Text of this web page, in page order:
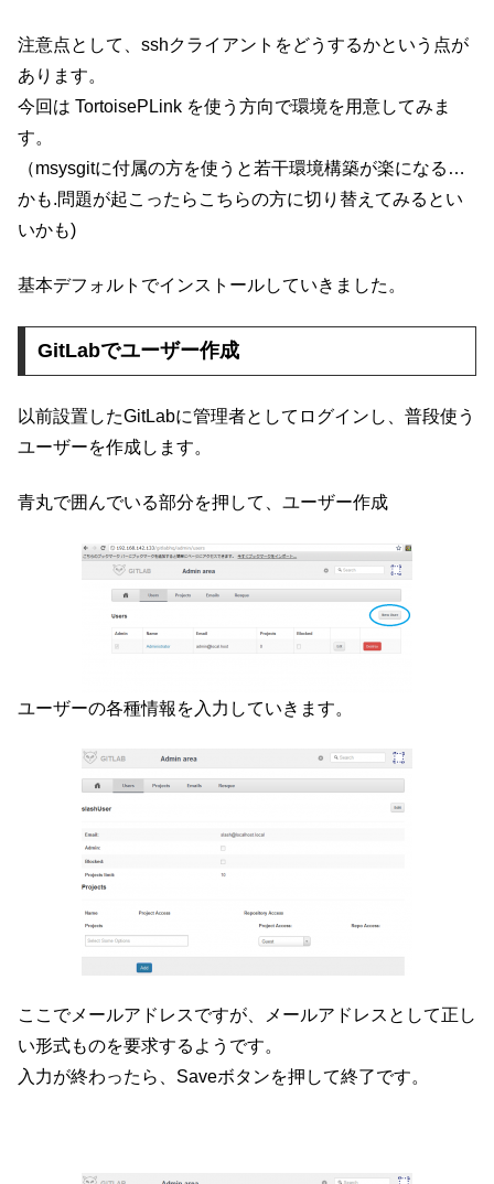
注意点として、sshクライアントをどうするかという点が
あります。
今回は TortoisePLink を使う方向で環境を用意してみま
す。
（msysgitに付属の方を使うと若干環境構築が楽になる…
かも.問題が起こったらこちらの方に切り替えてみるとい
いかも)
基本デフォルトでインストールしていきました。
GitLabでユーザー作成
以前設置したGitLabに管理者としてログインし、普段使う
ユーザーを作成します。
青丸で囲んでいる部分を押して、ユーザー作成
ユーザーの各種情報を入力していきます。
ここでメールアドレスですが、メールアドレスとして正し
い形式ものを要求するようです。
入力が終わったら、Saveボタンを押して終了です。